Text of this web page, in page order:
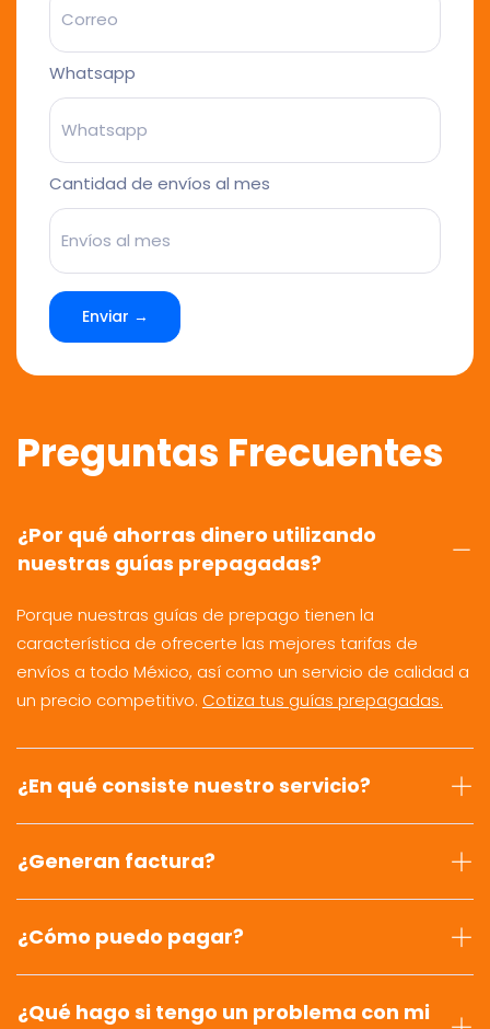
Whatsapp
Cantidad de envíos al mes
Enviar →
Preguntas Frecuentes
¿Por qué ahorras dinero utilizando
nuestras guías prepagadas?
Porque nuestras guías de prepago tienen la
característica de ofrecerte las mejores tarifas de
envíos a todo México, así como un servicio de calidad a
un precio competitivo. Cotiza tus guías prepagadas.
¿En qué consiste nuestro servicio?
¿Generan factura?
¿Cómo puedo pagar?
¿Qué hago si tengo un problema con mi